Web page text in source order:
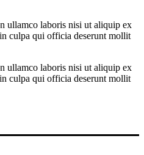
ullamco laboris nisi ut aliquip ex
culpa qui officia deserunt mollit
ullamco laboris nisi ut aliquip ex
culpa qui officia deserunt mollit